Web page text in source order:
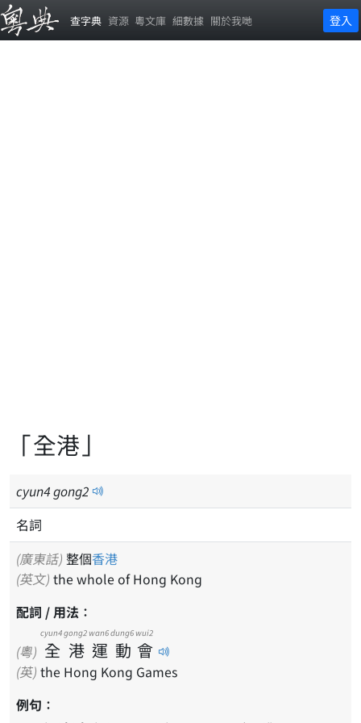
查字典 資源 粵文庫 細數據 關於我哋 登入
「全港」
cyun4gong2
名詞
(廣東話) 整個香港
(英文) the whole of Hong Kong
配詞 / 用法：
(粵) 全
cyun4
港
gong2
運
wan6
動
dung6
會
wui2
(英) the Hong Kong Games
例句：